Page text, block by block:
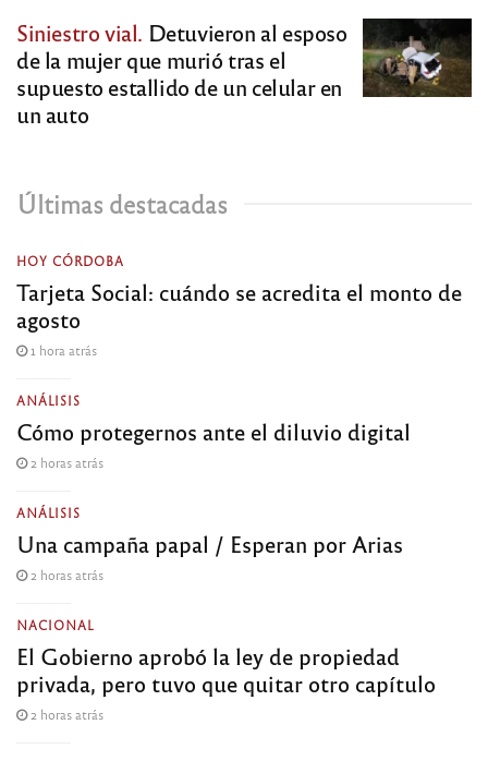
Siniestro vial. Detuvieron al esposo
de la mujer que murió tras el
supuesto estallido de un celular en
un auto
Últimas destacadas
HOY CÓRDOBA
Tarjeta Social: cuándo se acredita el monto de
agosto
1 hora atrás
ANÁLISIS
Cómo protegernos ante el diluvio digital
2 horas atrás
ANÁLISIS
Una campaña papal / Esperan por Arias
2 horas atrás
NACIONAL
El Gobierno aprobó la ley de propiedad
privada, pero tuvo que quitar otro capítulo
2 horas atrás